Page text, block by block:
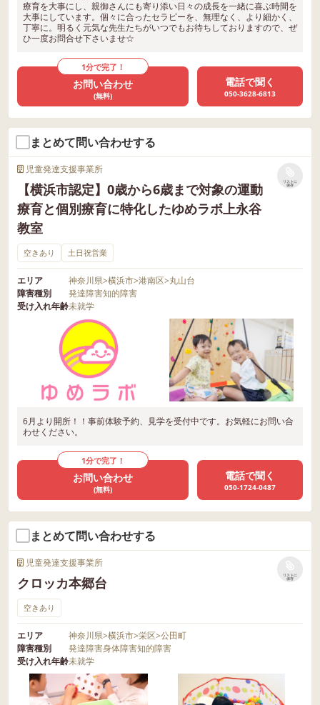
療育を大事にし、親御さんにも寄り添い日々の成長を一緒に喜ぶ時間を
大事にしています。個々に合ったセラピーを、無理なく、より細かく、
丁寧に。明るく元気な先生たちがいつでもお待ちしておりますので、ぜ
ひ一度お問合せ下さいませ☆
1分で完了！
お問い合わせ
(無料)
電話で聞く
050-3628-6813
まとめて問い合わせする
児童発達支援事業所
【横浜市認定】0歳から6歳まで対象の運動
療育と個別療育に特化したゆめラボ上永谷
教室
リストに
保存
空きあり 土日祝営業
エリア 神奈川県>横浜市>港南区>丸山台
障害種別
発達障害知的障害
受け入れ年齢未就学
6月より開所！！事前体験予約、見学を受付中です。お気軽にお問い合
わせください。
1分で完了！
お問い合わせ
(無料)
電話で聞く
050-1724-0487
まとめて問い合わせする
児童発達支援事業所
クロッカ本郷台
リストに
保存
空きあり
エリア 神奈川県>横浜市>栄区>公田町
障害種別
発達障害身体障害知的障害
受け入れ年齢未就学